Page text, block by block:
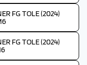
FG TOLE (2024)
FG TOLE (2024)